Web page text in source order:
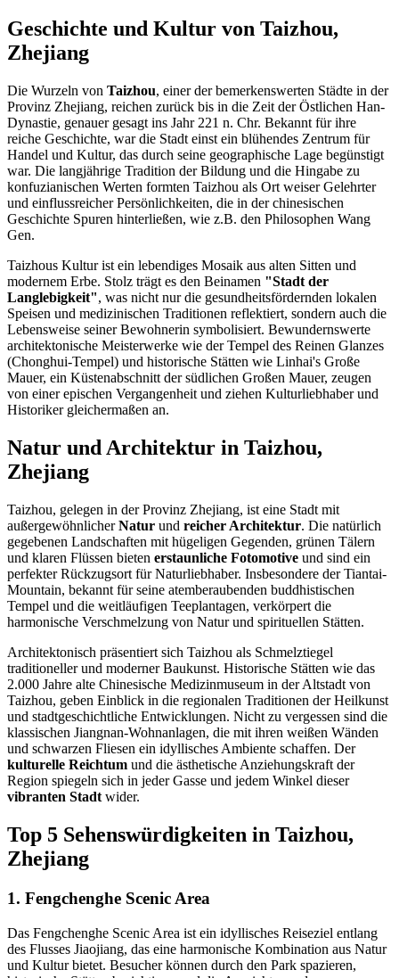
Geschichte und Kultur von Taizhou,
Zhejiang
Die Wurzeln von Taizhou, einer der bemerkenswerten Städte in der
Provinz Zhejiang, reichen zurück bis in die Zeit der Östlichen Han-
Dynastie, genauer gesagt ins Jahr 221 n. Chr. Bekannt für ihre
reiche Geschichte, war die Stadt einst ein blühendes Zentrum für
Handel und Kultur, das durch seine geographische Lage begünstigt
war. Die langjährige Tradition der Bildung und die Hingabe zu
konfuzianischen Werten formten Taizhou als Ort weiser Gelehrter
und einflussreicher Persönlichkeiten, die in der chinesischen
Geschichte Spuren hinterließen, wie z.B. den Philosophen Wang
Gen.
Taizhous Kultur ist ein lebendiges Mosaik aus alten Sitten und
modernem Erbe. Stolz trägt es den Beinamen "Stadt der
Langlebigkeit", was nicht nur die gesundheitsfördernden lokalen
Speisen und medizinischen Traditionen reflektiert, sondern auch die
Lebensweise seiner Bewohnerin symbolisiert. Bewundernswerte
architektonische Meisterwerke wie der Tempel des Reinen Glanzes
(Chonghui-Tempel) und historische Stätten wie Linhai's Große
Mauer, ein Küstenabschnitt der südlichen Großen Mauer, zeugen
von einer epischen Vergangenheit und ziehen Kulturliebhaber und
Historiker gleichermaßen an.
Natur und Architektur in Taizhou,
Zhejiang
Taizhou, gelegen in der Provinz Zhejiang, ist eine Stadt mit
außergewöhnlicherNatur und reicher Architektur. Die natürlich
gegebenen Landschaften mit hügeligen Gegenden, grünen Tälern
und klaren Flüssen bieten erstaunliche Fotomotive und sind ein
perfekter Rückzugsort für Naturliebhaber. Insbesondere der Tiantai-
Mountain, bekannt für seine atemberaubenden buddhistischen
Tempel und die weitläufigen Teeplantagen, verkörpert die
harmonische Verschmelzung von Natur und spirituellen Stätten.
Architektonisch präsentiert sich Taizhou als Schmelztiegel
traditioneller und moderner Baukunst. Historische Stätten wie das
2.000 Jahre alte Chinesische Medizinmuseum in der Altstadt von
Taizhou, geben Einblick in die regionalen Traditionen der Heilkunst
und stadtgeschichtliche Entwicklungen. Nicht zu vergessen sind die
klassischen Jiangnan-Wohnanlagen, die mit ihren weißen Wänden
und schwarzen Fliesen ein idyllisches Ambiente schaffen. Der
kulturelle Reichtum und die ästhetische Anziehungskraft der
Region spiegeln sich in jeder Gasse und jedem Winkel dieser
vibranten Stadt wider.
Top 5 Sehenswürdigkeiten in Taizhou,
Zhejiang
1. Fengchenghe Scenic Area
Das Fengchenghe Scenic Area ist ein idyllisches Reiseziel entlang
des Flusses Jiaojiang, das eine harmonische Kombination aus Natur
und Kultur bietet. Besucher können durch den Park spazieren,